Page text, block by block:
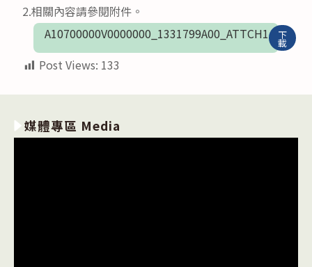
2.相關內容請參閱附件。
A10700000V0000000_1331799A00_ATTCH1
下
載
Post Views: 133
媒體專區 Media